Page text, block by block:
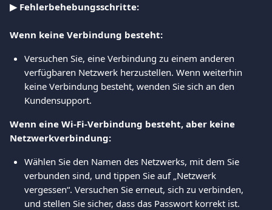
▶ Fehlerbehebungsschritte:
Wenn keine Verbindung besteht:
Versuchen Sie, eine Verbindung zu einem anderen
verfügbaren Netzwerk herzustellen. Wenn weiterhin
keine Verbindung besteht, wenden Sie sich an den
Kundensupport.
Wenn eine Wi-Fi-Verbindung besteht, aber keine
Netzwerkverbindung:
Wählen Sie den Namen des Netzwerks, mit dem Sie
verbunden sind, und tippen Sie auf „Netzwerk
vergessen“. Versuchen Sie erneut, sich zu verbinden,
und stellen Sie sicher, dass das Passwort korrekt ist.